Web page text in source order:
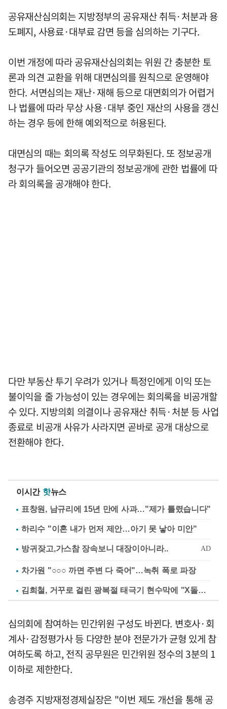
공유재산심의회는 지방정부의 공유재산 취득·처분과 용
도폐지, 사용료·대부료 감면 등을 심의하는 기구다.
이번 개정에 따라 공유재산심의회는 위원 간 충분한 토
론과 의견 교환을 위해 대면심의를 원칙으로 운영해야
한다. 서면심의는 재난·재해 등으로 대면회의가 어렵거
나 법률에 따라 무상 사용·대부 중인 재산의 사용을 갱신
하는 경우 등에 한해 예외적으로 허용된다.
대면심의 때는 회의록 작성도 의무화된다. 또 정보공개
청구가 들어오면 공공기관의 정보공개에 관한 법률에 따
라 회의록을 공개해야 한다.
다만 부동산 투기 우려가 있거나 특정인에게 이익 또는
불이익을 줄 가능성이 있는 경우에는 회의록을 비공개할
수 있다. 지방의회 의결이나 공유재산 취득·처분 등 사업
종료로 비공개 사유가 사라지면 곧바로 공개 대상으로
전환해야 한다.
이시간 핫뉴스
표창원, 남규리에 15년 만에 사과…"제가 틀렸습니다"
하리수 "이혼 내가 먼저 제안…아기 못 낳아 미안"
차가원 "○○○ 까면 주변 다 죽어"…녹취 폭로 파장
김희철, 거꾸로 걸린 광복절 태극기 현수막에 "X돌았네"
심의회에 참여하는 민간위원 구성도 바뀐다. 변호사·회
계사·감정평가사 등 다양한 분야 전문가가 균형 있게 참
여하도록 하고, 전직 공무원은 민간위원 정수의 3분의 1
이하로 제한한다.
송경주 지방재정경제실장은 "이번 제도 개선을 통해 공